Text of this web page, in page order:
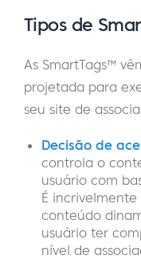
Tipos de
As SmartTags™
projetada para
seu site de
Decisão de
controla o
usuário com
É
conteúdo
usuário ter
nível de